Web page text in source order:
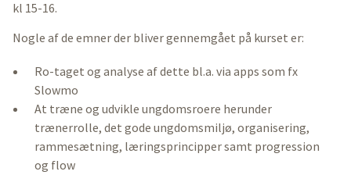
kl 15-16.
Nogle af de emner der bliver gennemgået på kurset er:
Ro-taget og analyse af dette bl.a. via apps som fx
Slowmo
At træne og udvikle ungdomsroere herunder
trænerrolle, det gode ungdomsmiljø, organisering,
rammesætning, læringsprincipper samt progression
og flow